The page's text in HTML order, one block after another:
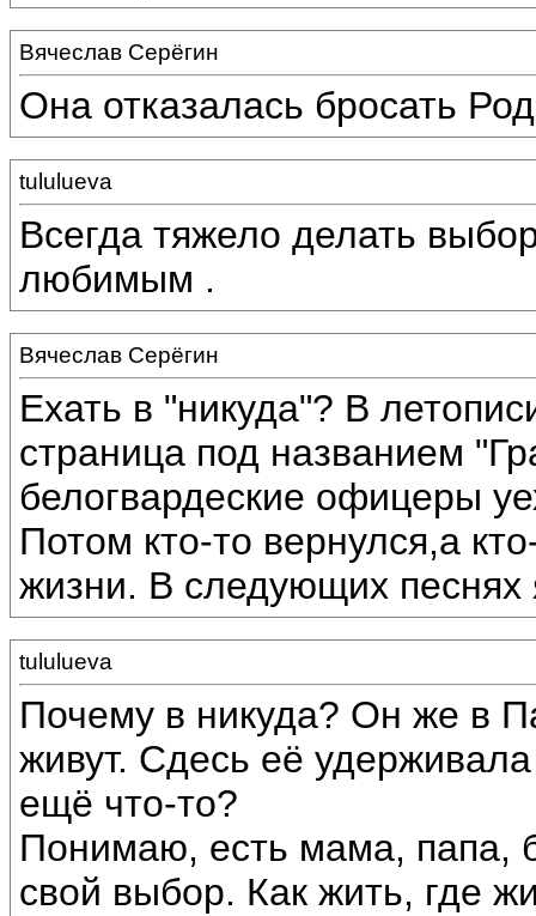
Вячеслав Серёгин
Она отказалась бросать
tululueva
Всегда тяжело делать
любимым .
Вячеслав Серёгин
Ехать в "никуда"? В
страница под названием
белогвардеские офицеры
Потом кто-то вернулся,а
жизни. В следующих песнях
tululueva
Почему в никуда? Он же в
живут. Сдесь её
ещё что-то?
Понимаю, есть мама, папа,
свой выбор. Как жить, где